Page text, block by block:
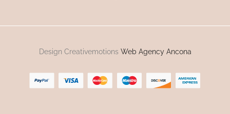
Design Creativemotions Web Agency Ancona